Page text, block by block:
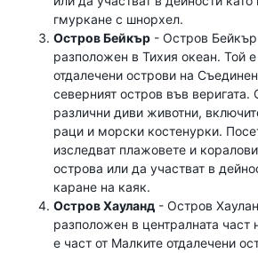
гмуркане с шнорхел.
Остров Бейкър - Остров Бейкър
разположен в Тихия океан. Той
отдалечени острови на
северният остров във
различни диви животни,
раци и морски костенурки.
изследват плажовете и
острова или да участват в
каране на каяк.
Остров Хауланд - Остров
разположен в централната част
е част от Малките отдалечени